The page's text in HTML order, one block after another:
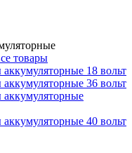
товары
18 вольт
36 вольт
40 вольт